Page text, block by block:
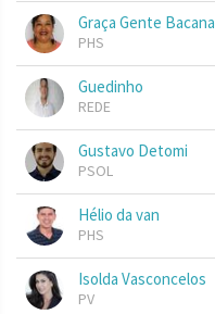
Graça Gente Bacana
PHS
Guedinho
REDE
Gustavo Detomi
PSOL
Hélio da van
PHS
Isolda Vasconcelos
PV